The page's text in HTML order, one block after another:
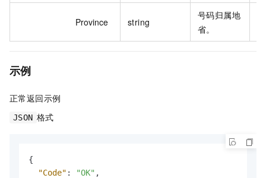
Province string
号码归属地
省。
示例
正常返回示例
JSON 格式
{
"Code" : "OK" ,